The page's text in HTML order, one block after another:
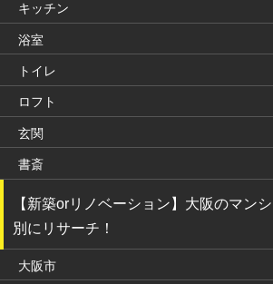
キッチン
浴室
トイレ
ロフト
玄関
書斎
【新築orリノベーション】大阪のマン
別にリサーチ！
大阪市